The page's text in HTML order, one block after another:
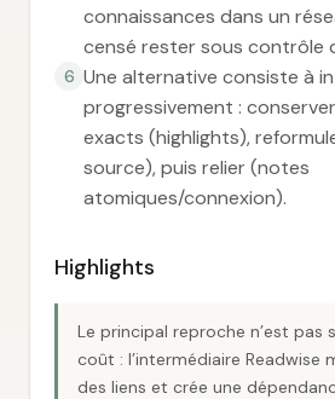
connaissances dans un
censé rester sous contrôle
6 Une alternative consiste à
progressivement :
exacts (highlights),
source), puis relier (notes
atomiques/connexion).
Highlights
Le principal reproche n’est pas
coût : l’intermédiaire Readwise
des liens et crée une